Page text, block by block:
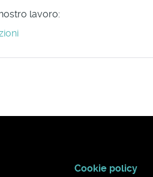
lavoro:
Cookie policy